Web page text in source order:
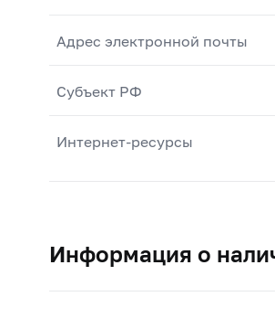
Адрес электронной почты
Субъект РФ
Интернет-ресурсы
Информация о